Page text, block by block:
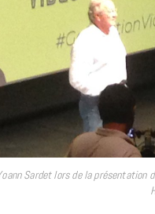
Sardet lors de la